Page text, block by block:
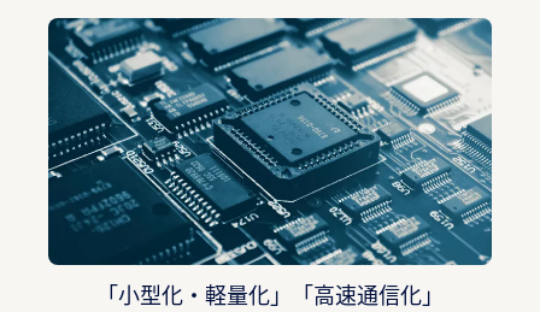
「小型化・軽量化」「高速通信化」